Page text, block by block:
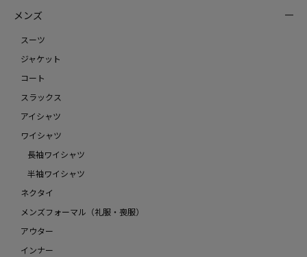
メンズ
スーツ
ジャケット
コート
スラックス
アイシャツ
ワイシャツ
長袖ワイシャツ
半袖ワイシャツ
ネクタイ
メンズフォーマル（礼服・喪服）
アウター
インナー